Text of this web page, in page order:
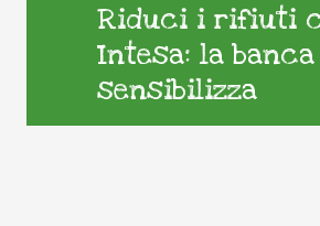
Riduci i rifiuti
Intesa: la
sensibilizza